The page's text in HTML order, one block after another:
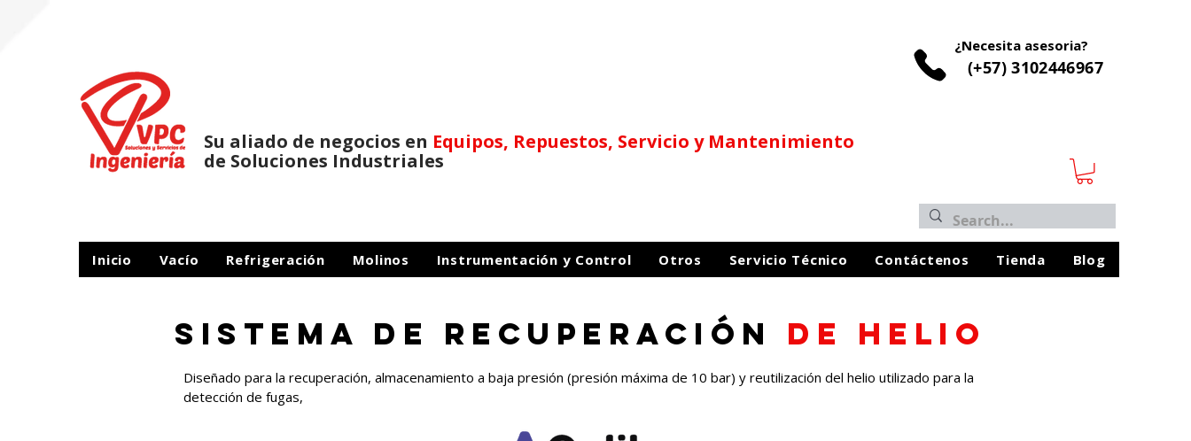
¿Necesita asesoria?
(+57) 3102446967
Su aliado de negocios en Equipos, Repuestos, Servicio y Mantenimiento
de Soluciones Industriales
Inicio Vacío Refrigeración Molinos Instrumentación y Control Otros Servicio Técnico Contáctenos Tienda Blog
SISTEMA DE recuperación DE helio
Diseñado para la recuperación, almacenamiento a baja presión (presión máxima de 10 bar) y reutilización del helio utilizado para la
detección de fugas,